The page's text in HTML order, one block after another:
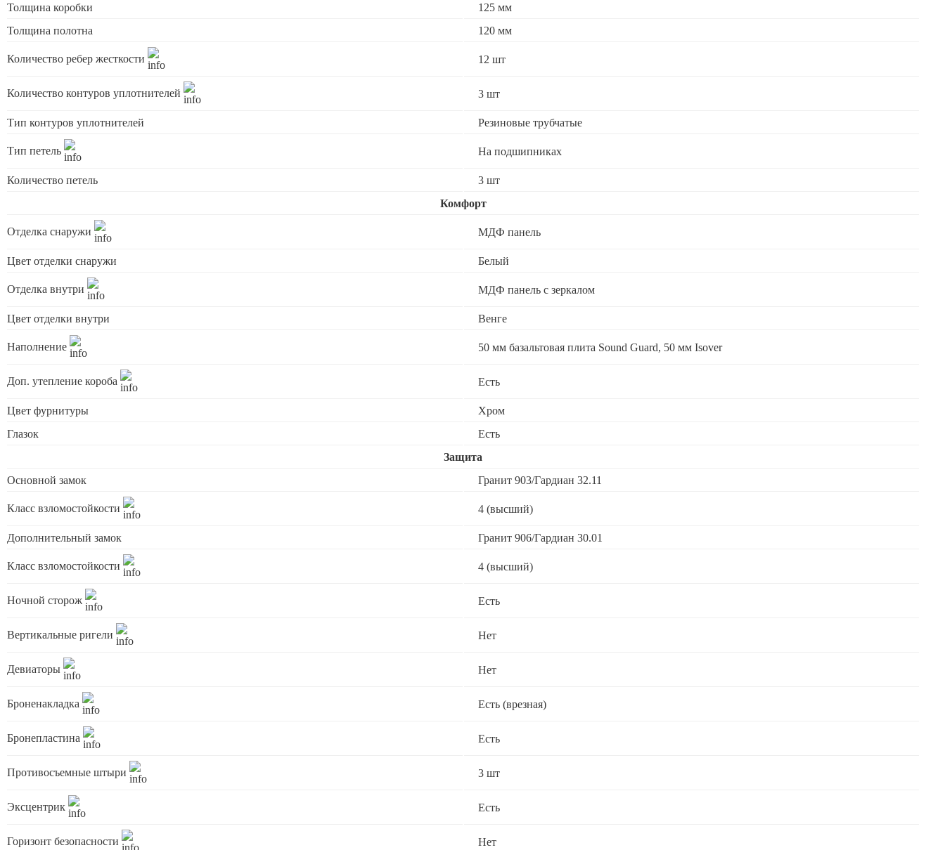
Толщина коробки
125 мм
Толщина полотна
120 мм
Количество ребер жесткости 12 шт
Количество контуров уплотнителей 3 шт
Тип контуров уплотнителей Резиновые трубчатые
Тип петель На подшипниках
Количество петель
3 шт
Комфорт
Отделка снаружи МДФ панель
Цвет отделки снаружи Белый
Отделка внутри МДФ панель с зеркалом
Цвет отделки внутри Венге
Наполнение 50 мм базальтовая плита Sound Guard, 50 мм Isover
Доп. утепление короба Есть
Цвет фурнитуры
Хром
Глазок
Есть
Защита
Основной замок
Гранит 903/Гардиан 32.11
Класс взломостойкости 4 (высший)
Дополнительный замок Гранит 906/Гардиан 30.01
Класс взломостойкости 4 (высший)
Ночной сторож Есть
Вертикальные ригели Нет
Девиаторы Нет
Броненакладка Есть (врезная)
Бронепластина Есть
Противосъемные штыри 3 шт
Эксцентрик Есть
Горизонт безопасности Нет